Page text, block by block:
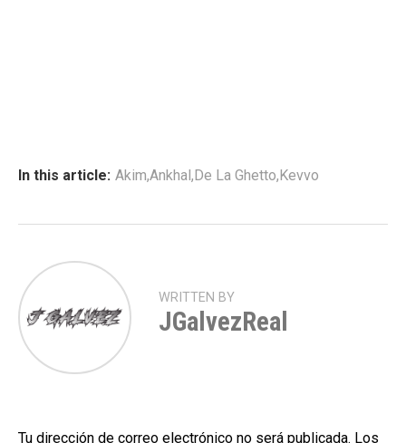
In this article: Akim,Ankhal,De La Ghetto,Kevvo
WRITTEN BY
JGalvezReal
Tu dirección de correo electrónico no será publicada. Los